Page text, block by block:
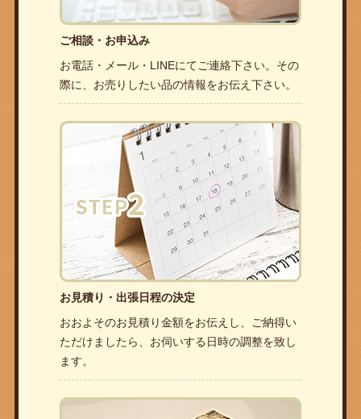
ご相談・お申込み
お電話・メール・LINEにてご連絡下さい。その
際に、お売りしたい品の情報をお伝え下さい。
お見積り・出張日程の決定
おおよそのお見積り金額をお伝えし、ご納得い
ただけましたら、お伺いする日時の調整を致し
ます。